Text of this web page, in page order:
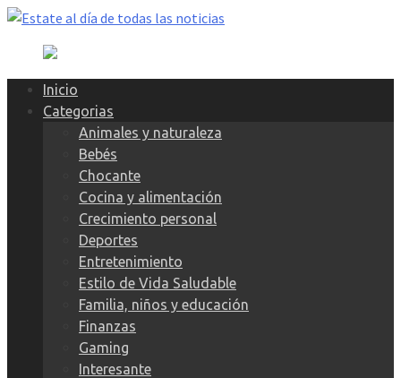
Skip
content
Inicio
Categorias
Animales y naturaleza
Bebés
Chocante
Cocina y alimentación
Crecimiento personal
Deportes
Entretenimiento
Estilo de Vida Saludable
Familia, niños y educación
Finanzas
Gaming
Interesante